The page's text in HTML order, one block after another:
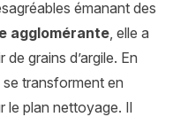
émanant des
agglomérante, elle a
grains d’argile. En
transforment en
le plan nettoyage. Il